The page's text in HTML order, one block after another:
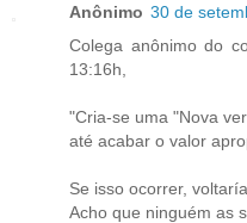
Anônimo 30 de
Colega anônimo do
13:16h,
"Cria-se uma "Nova
até acabar o valor
Se isso ocorrer,
Acho que ninguém as